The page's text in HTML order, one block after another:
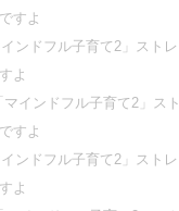
すよ
ンドフル子育て2」ストレ
よ
インドフル子育て2」スト
すよ
ンドフル子育て2」ストレ
よ